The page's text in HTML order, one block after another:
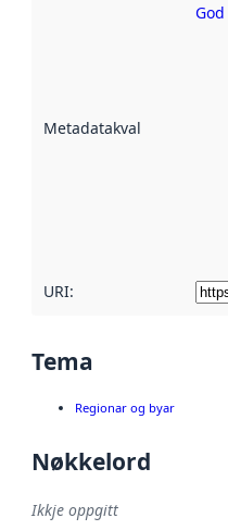
Metadatakvalitet
God
URI:
Tema
Regionar og byar
Nøkkelord
Ikkje oppgitt